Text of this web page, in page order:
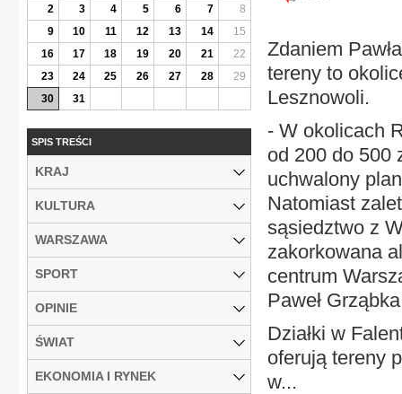
Zdaniem
tereny to
Lesznowoli.
- W okolicach
od 200 do 500
uchwalony
Natomiast
sąsiedztwo z
zakorkowana
centrum
Paweł
Działki w
oferują tereny
w...
2
3 4 5 6 7
8
9
10 11 12 13 14
15
16
17 18 19 20 21
22
23
24 25 26 27 28
29
30
31
SPIS TREŚCI
KRAJ
KULTURA
WARSZAWA
SPORT
OPINIE
ŚWIAT
EKONOMIA I RYNEK